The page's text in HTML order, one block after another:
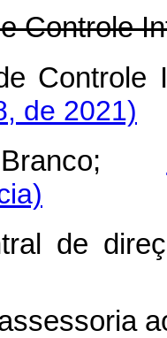
Controle
de
de 2021)
Branco;
de